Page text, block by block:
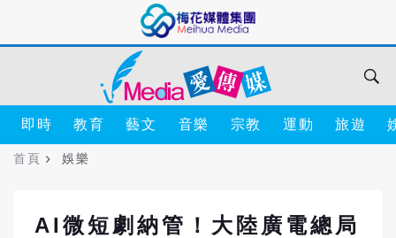
即時 教育 藝文 音樂 宗教 運動 旅遊
首頁 娛樂
AI微短劇納管！大陸廣電總局